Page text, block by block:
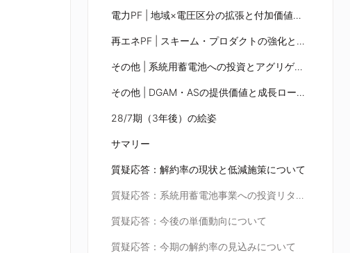
電力PF | 地域×電圧区分の拡張と付加価値の強化
再エネPF | スキーム・プロダクトの強化と電源種の拡大
その他 | 系統用蓄電池への投資とアグリゲーションサービスの強化
その他 | DGAM・ASの提供価値と成長ロードマップ
28/7期（3年後）の絵姿
サマリー
質疑応答：解約率の現状と低減施策について
質疑応答：系統用蓄電池事業への投資リターンについて
質疑応答：今後の単価動向について
質疑応答：今期の解約率の見込みについて